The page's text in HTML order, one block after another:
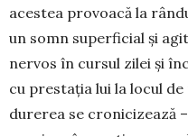
acestea provoacă la
un somn superficial și
nervos în cursul zilei și
cu pres­tația lui la locul
durerea se cronicizează